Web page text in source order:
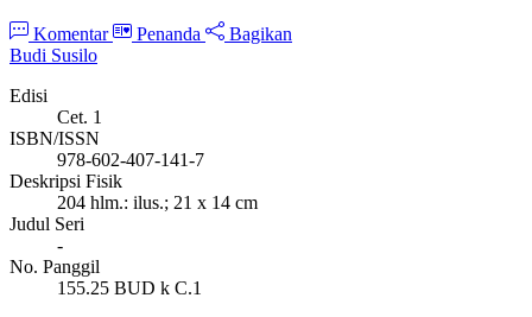
Komentar Penanda
Bagikan
Budi Susilo
Edisi
Cet. 1
ISBN/ISSN
978-602-407-141-7
Deskripsi Fisik
204 hlm.: ilus.; 21 x 14 cm
Judul Seri
-
No. Panggil
155.25 BUD k C.1